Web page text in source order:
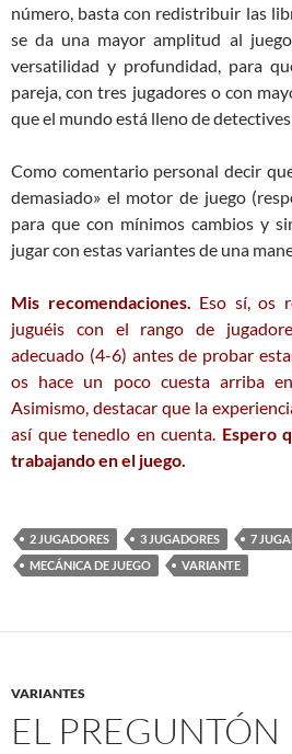
número, basta con redistribuir las
se da una mayor amplitud al
versatilidad y profundidad, para
pareja, con tres jugadores o con
que el mundo está lleno de
Como comentario personal decir
demasiado» el motor de juego
para que con mínimos cambios y
jugar con estas variantes de una
Mis recomendaciones. Eso sí, os
juguéis con el rango de
adecuado (4-6) antes de probar
os hace un poco cuesta arriba
Asimismo, destacar que la
así que tenedlo en cuenta. Espero
trabajando en el juego.
2 JUGADORES 3 JUGADORES 7
MECÁNICA DE JUEGO
VARIANTE
VARIANTES
EL PREGUNTÓN